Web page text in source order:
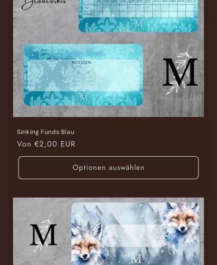
Sinking Funds Blau
Normaler
Preis
Von €2,00 EUR
Optionen auswählen